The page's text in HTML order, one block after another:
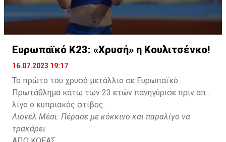
Ευρωπαϊκό Κ23: «Χρυσή» η Κουλιτσένκο!
16.07.2023 19:17
Το πρώτο του χρυσό μετάλλιο σε Ευρωπαϊκό
Πρωτάθλημα κάτω των 23 ετών πανηγύρισε πριν από
λίγο ο κυπριακός στίβος.
Λιονέλ Μέσι: Πέρασε με κόκκινο και παραλίγο να
τρακάρει